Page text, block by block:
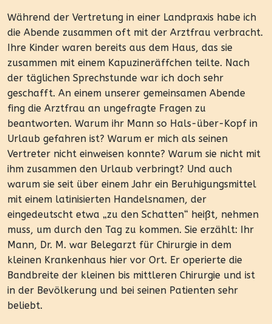
Während der Vertretung in einer Landpraxis habe ich
die Abende zusammen oft mit der Arztfrau verbracht.
Ihre Kinder waren bereits aus dem Haus, das sie
zusammen mit einem Kapuzineräffchen teilte. Nach
der täglichen Sprechstunde war ich doch sehr
geschafft. An einem unserer gemeinsamen Abende
fing die Arztfrau an ungefragte Fragen zu
beantworten. Warum ihr Mann so Hals-über-Kopf in
Urlaub gefahren ist? Warum er mich als seinen
Vertreter nicht einweisen konnte? Warum sie nicht mit
ihm zusammen den Urlaub verbringt? Und auch
warum sie seit über einem Jahr ein Beruhigungsmittel
mit einem latinisierten Handelsnamen, der
eingedeutscht etwa „zu den Schatten“ heißt, nehmen
muss, um durch den Tag zu kommen. Sie erzählt: Ihr
Mann, Dr. M. war Belegarzt für Chirurgie in dem
kleinen Krankenhaus hier vor Ort. Er operierte die
Bandbreite der kleinen bis mittleren Chirurgie und ist
in der Bevölkerung und bei seinen Patienten sehr
beliebt.